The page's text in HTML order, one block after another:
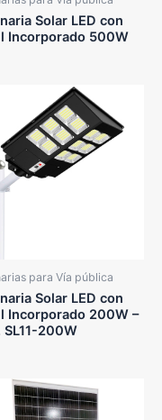
Solar LED con
Incorporado 500W
para Vía pública
Solar LED con
Incorporado 200W –
SL11-200W